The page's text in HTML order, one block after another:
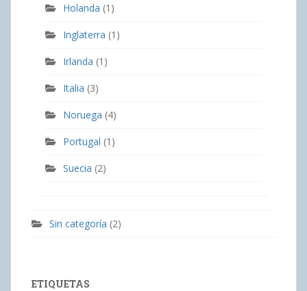
Holanda (1)
Inglaterra (1)
Irlanda (1)
Italia (3)
Noruega (4)
Portugal (1)
Suecia (2)
Sin categoría (2)
ETIQUETAS